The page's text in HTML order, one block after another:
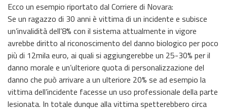
Ecco un esempio riportato dal Corriere di Novara:
Se un ragazzo di 30 anni è vittima di un incidente e subisce
un’invalidità dell’8% con il sistema attualmente in vigore
avrebbe diritto al riconoscimento del danno biologico per poco
più di 12mila euro, ai quali si aggiungerebbe un 25-30% per il
danno morale e un’ulteriore quota di personalizzazione del
danno che può arrivare a un ulteriore 20% se ad esempio la
vittima dell’incidente facesse un uso professionale della parte
lesionata. In totale dunque alla vittima spetterebbero circa